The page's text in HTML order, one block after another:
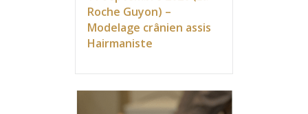
Roche Guyon) –
Modelage crânien assis
Hairmaniste